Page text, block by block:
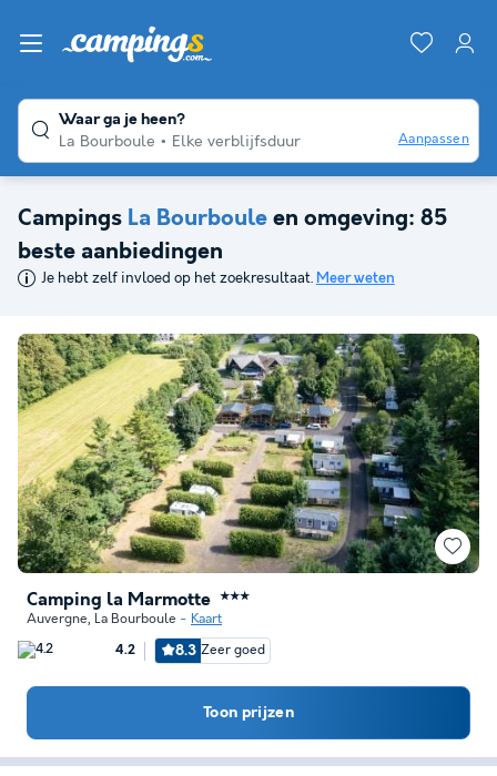
Waar ga je heen?
La Bourboule
Elke verblijfsduur Aanpassen
Campings La Bourboule en omgeving: 85
beste aanbiedingen
Je hebt zelf invloed op het zoekresultaat. Meer weten
Camping la Marmotte ★★★
Auvergne, La Bourboule Kaart
4.2 8.3 Zeer goed
Toon prijzen